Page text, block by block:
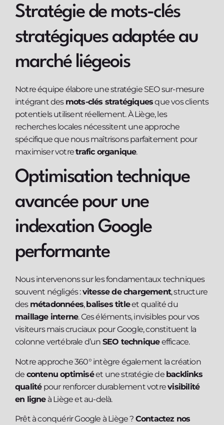
Stratégie de mots-clés
stratégiques adaptée au
marché liégeois
Notre équipe élabore une stratégie SEO sur-mesure
intégrant des mots-clés stratégiquesque vos clients
potentiels utilisent réellement. À Liège, les
recherches locales nécessitent une approche
spécifique que nous maîtrisons parfaitement pour
maximiser votretrafic organique.
Optimisation technique
avancée pour une
indexation Google
performante
Nous intervenons sur les fondamentaux techniques
souvent négligés :vitesse de chargement, structure
des métadonnées, balises titleet qualité du
maillage interne. Ces éléments, invisibles pour vos
visiteurs mais cruciaux pour Google, constituent la
colonne vertébrale d’un SEO techniqueefficace.
Notre approche 360° intègre également la création
de contenu optimiséet une stratégie de backlinks
qualitépour renforcer durablement votrevisibilité
en ligneà Liège et au-delà.
Prêt à conquérir Google à Liège ? Contactez nos